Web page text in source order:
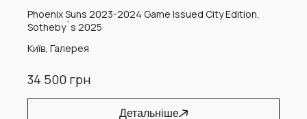
Phoenix Suns 2023-2024 Game Issued City Edition,
Sotheby`s 2025
Київ, Галерея
34 500 грн
Детальніше